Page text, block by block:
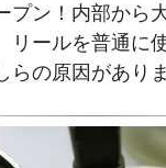
プン！内部から
ールを普通に
らの原因があり